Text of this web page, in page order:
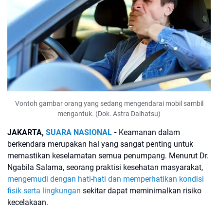
Vontoh gambar orang yang sedang mengendarai mobil sambil
mengantuk. (Dok. Astra Daihatsu)
JAKARTA, SUARA NASIONAL - Keamanan dalam
berkendara merupakan hal yang sangat penting untuk
memastikan keselamatan semua penumpang. Menurut Dr.
Ngabila Salama, seorang praktisi kesehatan masyarakat,
mengemudi dengan hati-hati dan memperhatikan kondisi
fisik serta lingkungan sekitar dapat meminimalkan risiko
kecelakaan.